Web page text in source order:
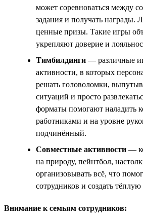
может соревноваться между
задания и получать
ценные призы. Такие игры
укрепляют доверие и
Тимбилдинги — различные
активности, в которых
решать головоломки,
ситуаций и просто
форматы помогают наладить
работниками и на уровне
подчинённый.
Совместные активности —
на природу, пейнтбол,
организовывать всё, что
сотрудников и создать
Внимание к семьям сотрудников: